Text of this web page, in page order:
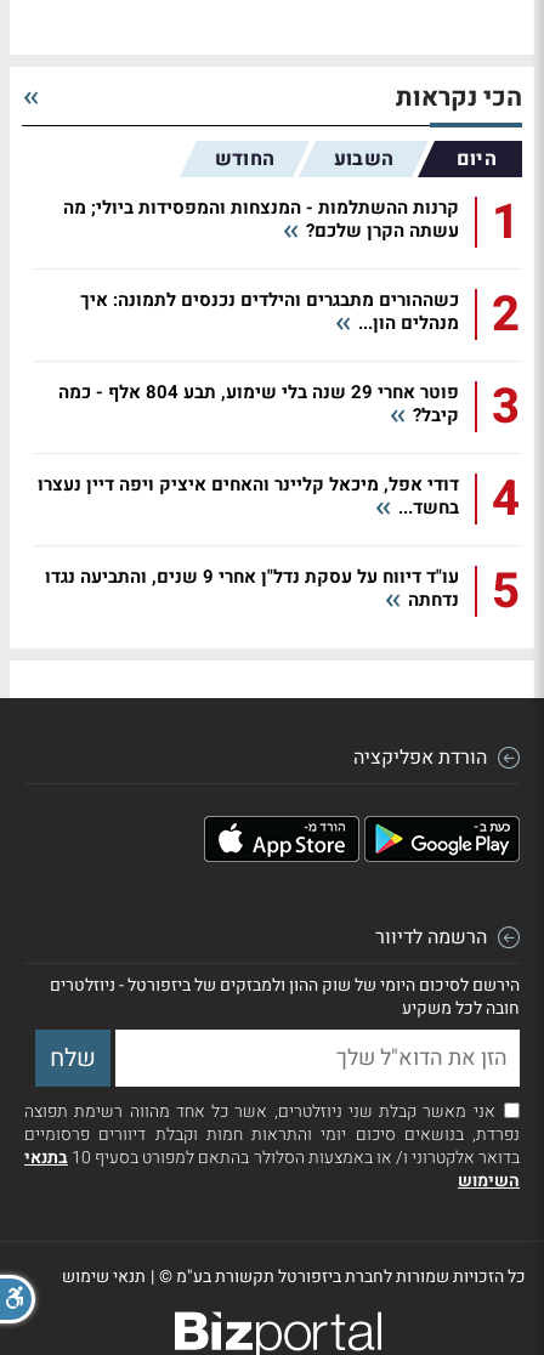
הכי נקראות
היום השבוע החודש
1
קרנות ההשתלמות - המנצחות והמפסידות ביולי; מה
עשתה הקרן שלכם?
2
כשההורים מתבגרים והילדים נכנסים לתמונה: איך
מנהלים הון...
3
פוטר אחרי 29 שנה בלי שימוע, תבע 804 אלף - כמה
קיבל?
4
דודי אפל, מיכאל קליינר והאחים איציק ויפה דיין נעצרו
בחשד...
5
עו"ד דיווח על עסקת נדל"ן אחרי 9 שנים, והתביעה נגדו
נדחתה
הורדת אפליקציה
הרשמה לדיוור
הירשם לסיכום היומי של שוק ההון ולמבזקים של ביזפורטל - ניוזלטרים
חובה לכל משקיע
אני מאשר קבלת שני ניוזלטרים, אשר כל אחד מהווה רשימת תפוצה
נפרדת, בנושאים סיכום יומי והתראות חמות וקבלת דיוורים פרסומיים
בדואר אלקטרוני ו/ או באמצעות הסלולר בהתאם למפורט בסעיף 10
בתנאי
השימוש
כל הזכויות שמורות לחברת ביזפורטל תקשורת בע"מ ©| תנאי שימוש